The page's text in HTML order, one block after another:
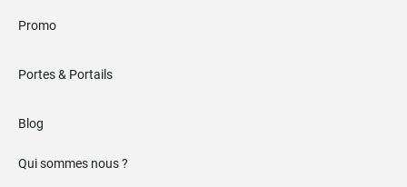
Promo
Portes & Portails
Blog
Qui sommes nous ?